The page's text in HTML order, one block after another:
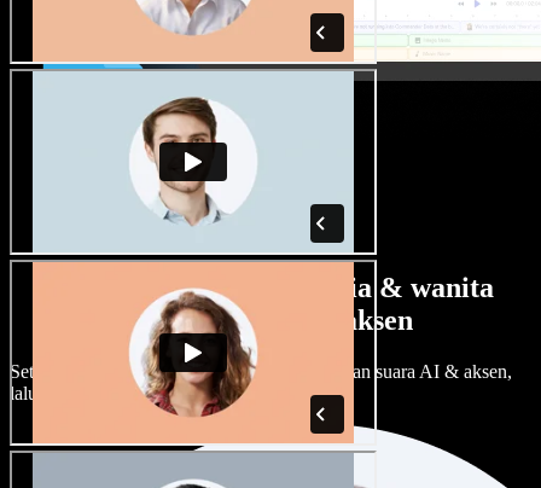
Banyak pilihan suara pria & wanita
dengan berbagai aksen
Setiap proyek bisa terdengar beda. Pilih ratusan suara AI & aksen,
lalu sesuaikan sesuka Anda.